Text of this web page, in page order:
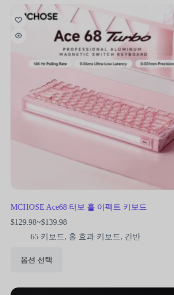
MCHOSE Ace68 터보 홀 이펙트 키보드
$129.98~$139.98
65 키보드, 홀 효과 키보드, 건반
옵션 선택